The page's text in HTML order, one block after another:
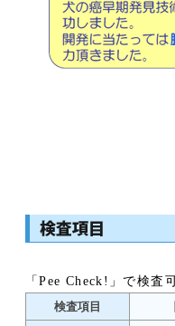
「Pee Check!」で検
検査項目